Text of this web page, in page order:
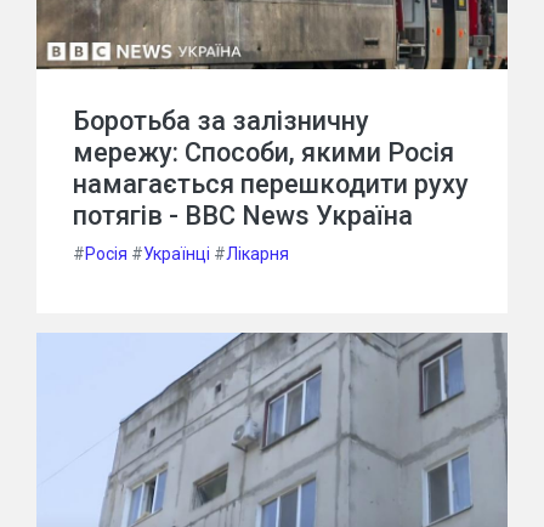
Боротьба за залізничну
мережу: Способи, якими Росія
намагається перешкодити руху
потягів - BBC News Україна
#Росія #Українці #Лікарня